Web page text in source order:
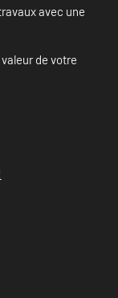
avec une
de votre